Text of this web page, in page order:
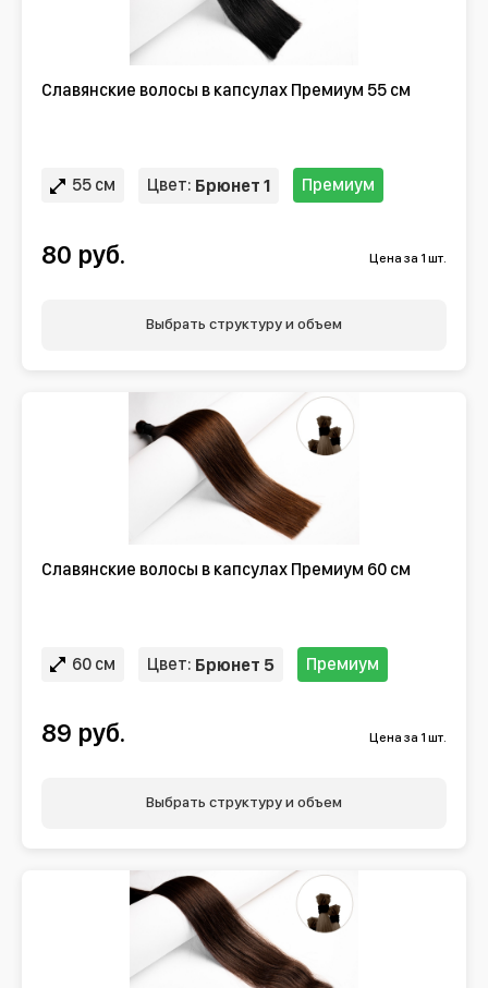
Славянские волосы в капсулах Премиум 55 см
55 см Цвет: Брюнет 1 Премиум
80 руб. Цена за 1 шт.
Выбрать структуру и объем
Славянские волосы в капсулах Премиум 60 см
60 см Цвет: Брюнет 5 Премиум
89 руб. Цена за 1 шт.
Выбрать структуру и объем